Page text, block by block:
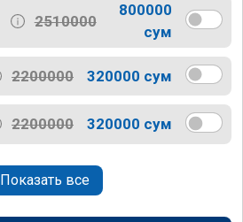
2510000
800000
сум
2200000 320000 сум
2200000 320000 сум
Показать все